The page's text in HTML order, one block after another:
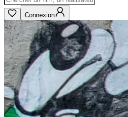
Connexion